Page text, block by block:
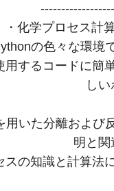
・化学プロセス計
の色々な環
用するコードに簡
し
用いた分離および
明と関
スの知識と計算法